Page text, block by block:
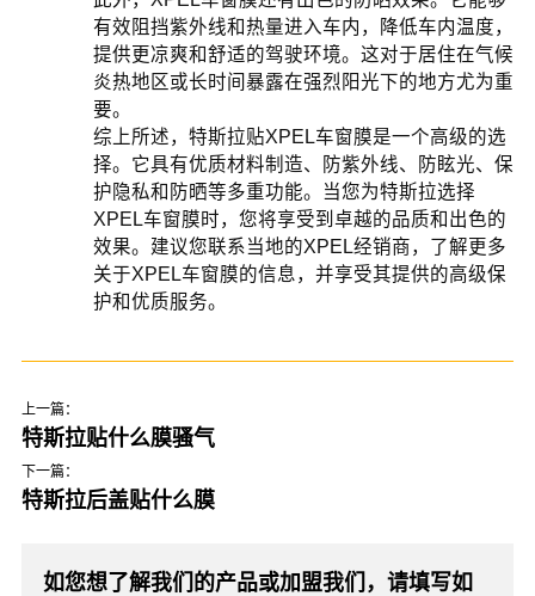
有效阻挡紫外线和热量进入车内，降低车内温度，
提供更凉爽和舒适的驾驶环境。这对于居住在气候
炎热地区或长时间暴露在强烈阳光下的地方尤为重
要。
综上所述，特斯拉贴XPEL车窗膜是一个高级的选
择。它具有优质材料制造、防紫外线、防眩光、保
护隐私和防晒等多重功能。当您为特斯拉选择
XPEL车窗膜时，您将享受到卓越的品质和出色的
效果。建议您联系当地的XPEL经销商，了解更多
关于XPEL车窗膜的信息，并享受其提供的高级保
护和优质服务。
上一篇：
特斯拉贴什么膜骚气
下一篇：
特斯拉后盖贴什么膜
如您想了解我们的产品或加盟我们，请填写如